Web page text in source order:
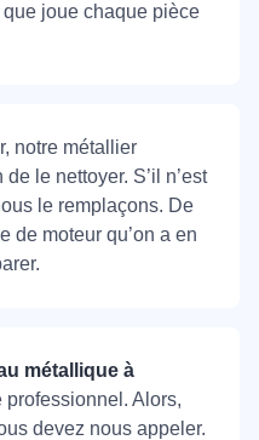
joue chaque pièce
notre métallier
le nettoyer. S’il n’est
le remplaçons. De
de moteur qu’on a en
métallique à
professionnel. Alors,
devez nous appeler.